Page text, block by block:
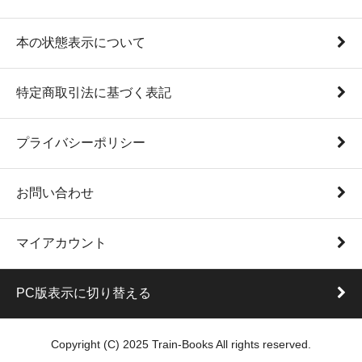
本の状態表示について
特定商取引法に基づく表記
プライバシーポリシー
お問い合わせ
マイアカウント
PC版表示に切り替える
Copyright (C) 2025 Train-Books All rights reserved.